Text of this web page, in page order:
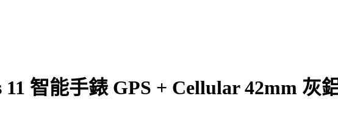
智能手錶 GPS + Cellular 42mm 灰